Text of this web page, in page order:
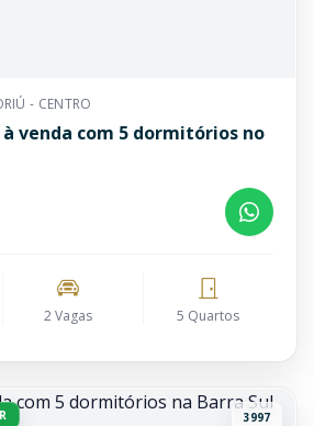
- CENTRO
venda com 5 dormitórios no
2 Vagas 5 Quartos
3997